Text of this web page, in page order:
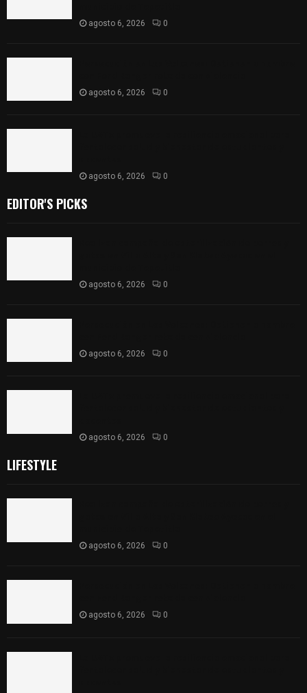
agosto 6, 2026 0
agosto 6, 2026 0
agosto 6, 2026 0
EDITOR'S PICKS
agosto 6, 2026 0
agosto 6, 2026 0
agosto 6, 2026 0
LIFESTYLE
agosto 6, 2026 0
agosto 6, 2026 0